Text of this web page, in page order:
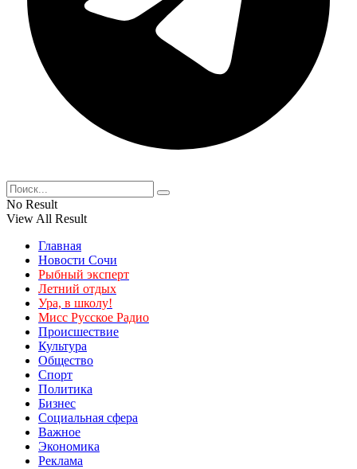
No Result
View All Result
Главная
Новости Сочи
Рыбный эксперт
Летний отдых
Ура, в школу!
Мисс Русское Радио
Происшествие
Культура
Общество
Спорт
Политика
Бизнес
Социальная сфера
Важное
Экономика
Реклама